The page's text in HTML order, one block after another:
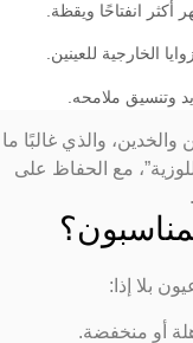
انفتاحًا ويقظة.
الخارجية للعينين.
وتنسيق ملامحه.
والخدين، والذي غالبًا ما
مع الحفاظ على
بلا إذا:
أو منخفضة.